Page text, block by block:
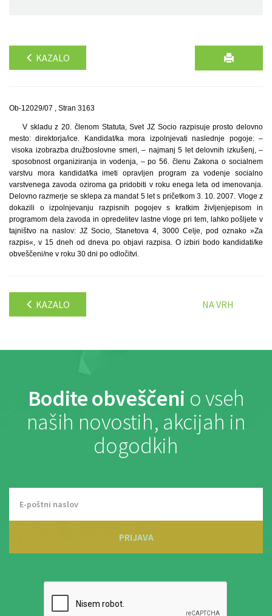
KAZALO
Ob-12029/07 , Stran 3163
V skladu z 20. členom Statuta, Svet JZ Socio razpisuje prosto delovno
mesto: direktorja/ice. Kandidat/ka mora izpolnjevati naslednje pogoje: –
visoka izobrazba družboslovne smeri, – najmanj 5 let delovnih izkušenj, –
sposobnost organiziranja in vodenja, – po 56. členu Zakona o socialnem
varstvu mora kandidat/ka imeti opravljen program za vodenje socialno
varstvenega zavoda oziroma ga pridobiti v roku enega leta od imenovanja.
Delovno razmerje se sklepa za mandat 5 let s pričetkom 3. 10. 2007. Vloge z
dokazili o izpolnjevanju razpisnih pogojev s kratkim življenjepisom in
programom dela zavoda in opredelitev lastne vloge pri tem, lahko pošljete v
tajništvo na naslov: JZ Socio, Stanetova 4, 3000 Celje, pod oznako »Za
razpis«, v 15 dneh od dneva po objavi razpisa. O izbiri bodo kandidati/ke
obveščeni/ne v roku 30 dni po odločitvi.
KAZALO NA VRH
Bodite obveščeni o vseh
naših novostih, akcijah in
dogodkih
PRIJAVA